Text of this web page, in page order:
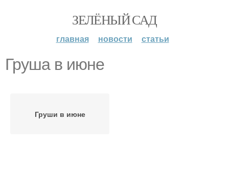
ЗЕЛЁНЫЙ САД
главная новости статьи
Груша в июне
Груши в июне